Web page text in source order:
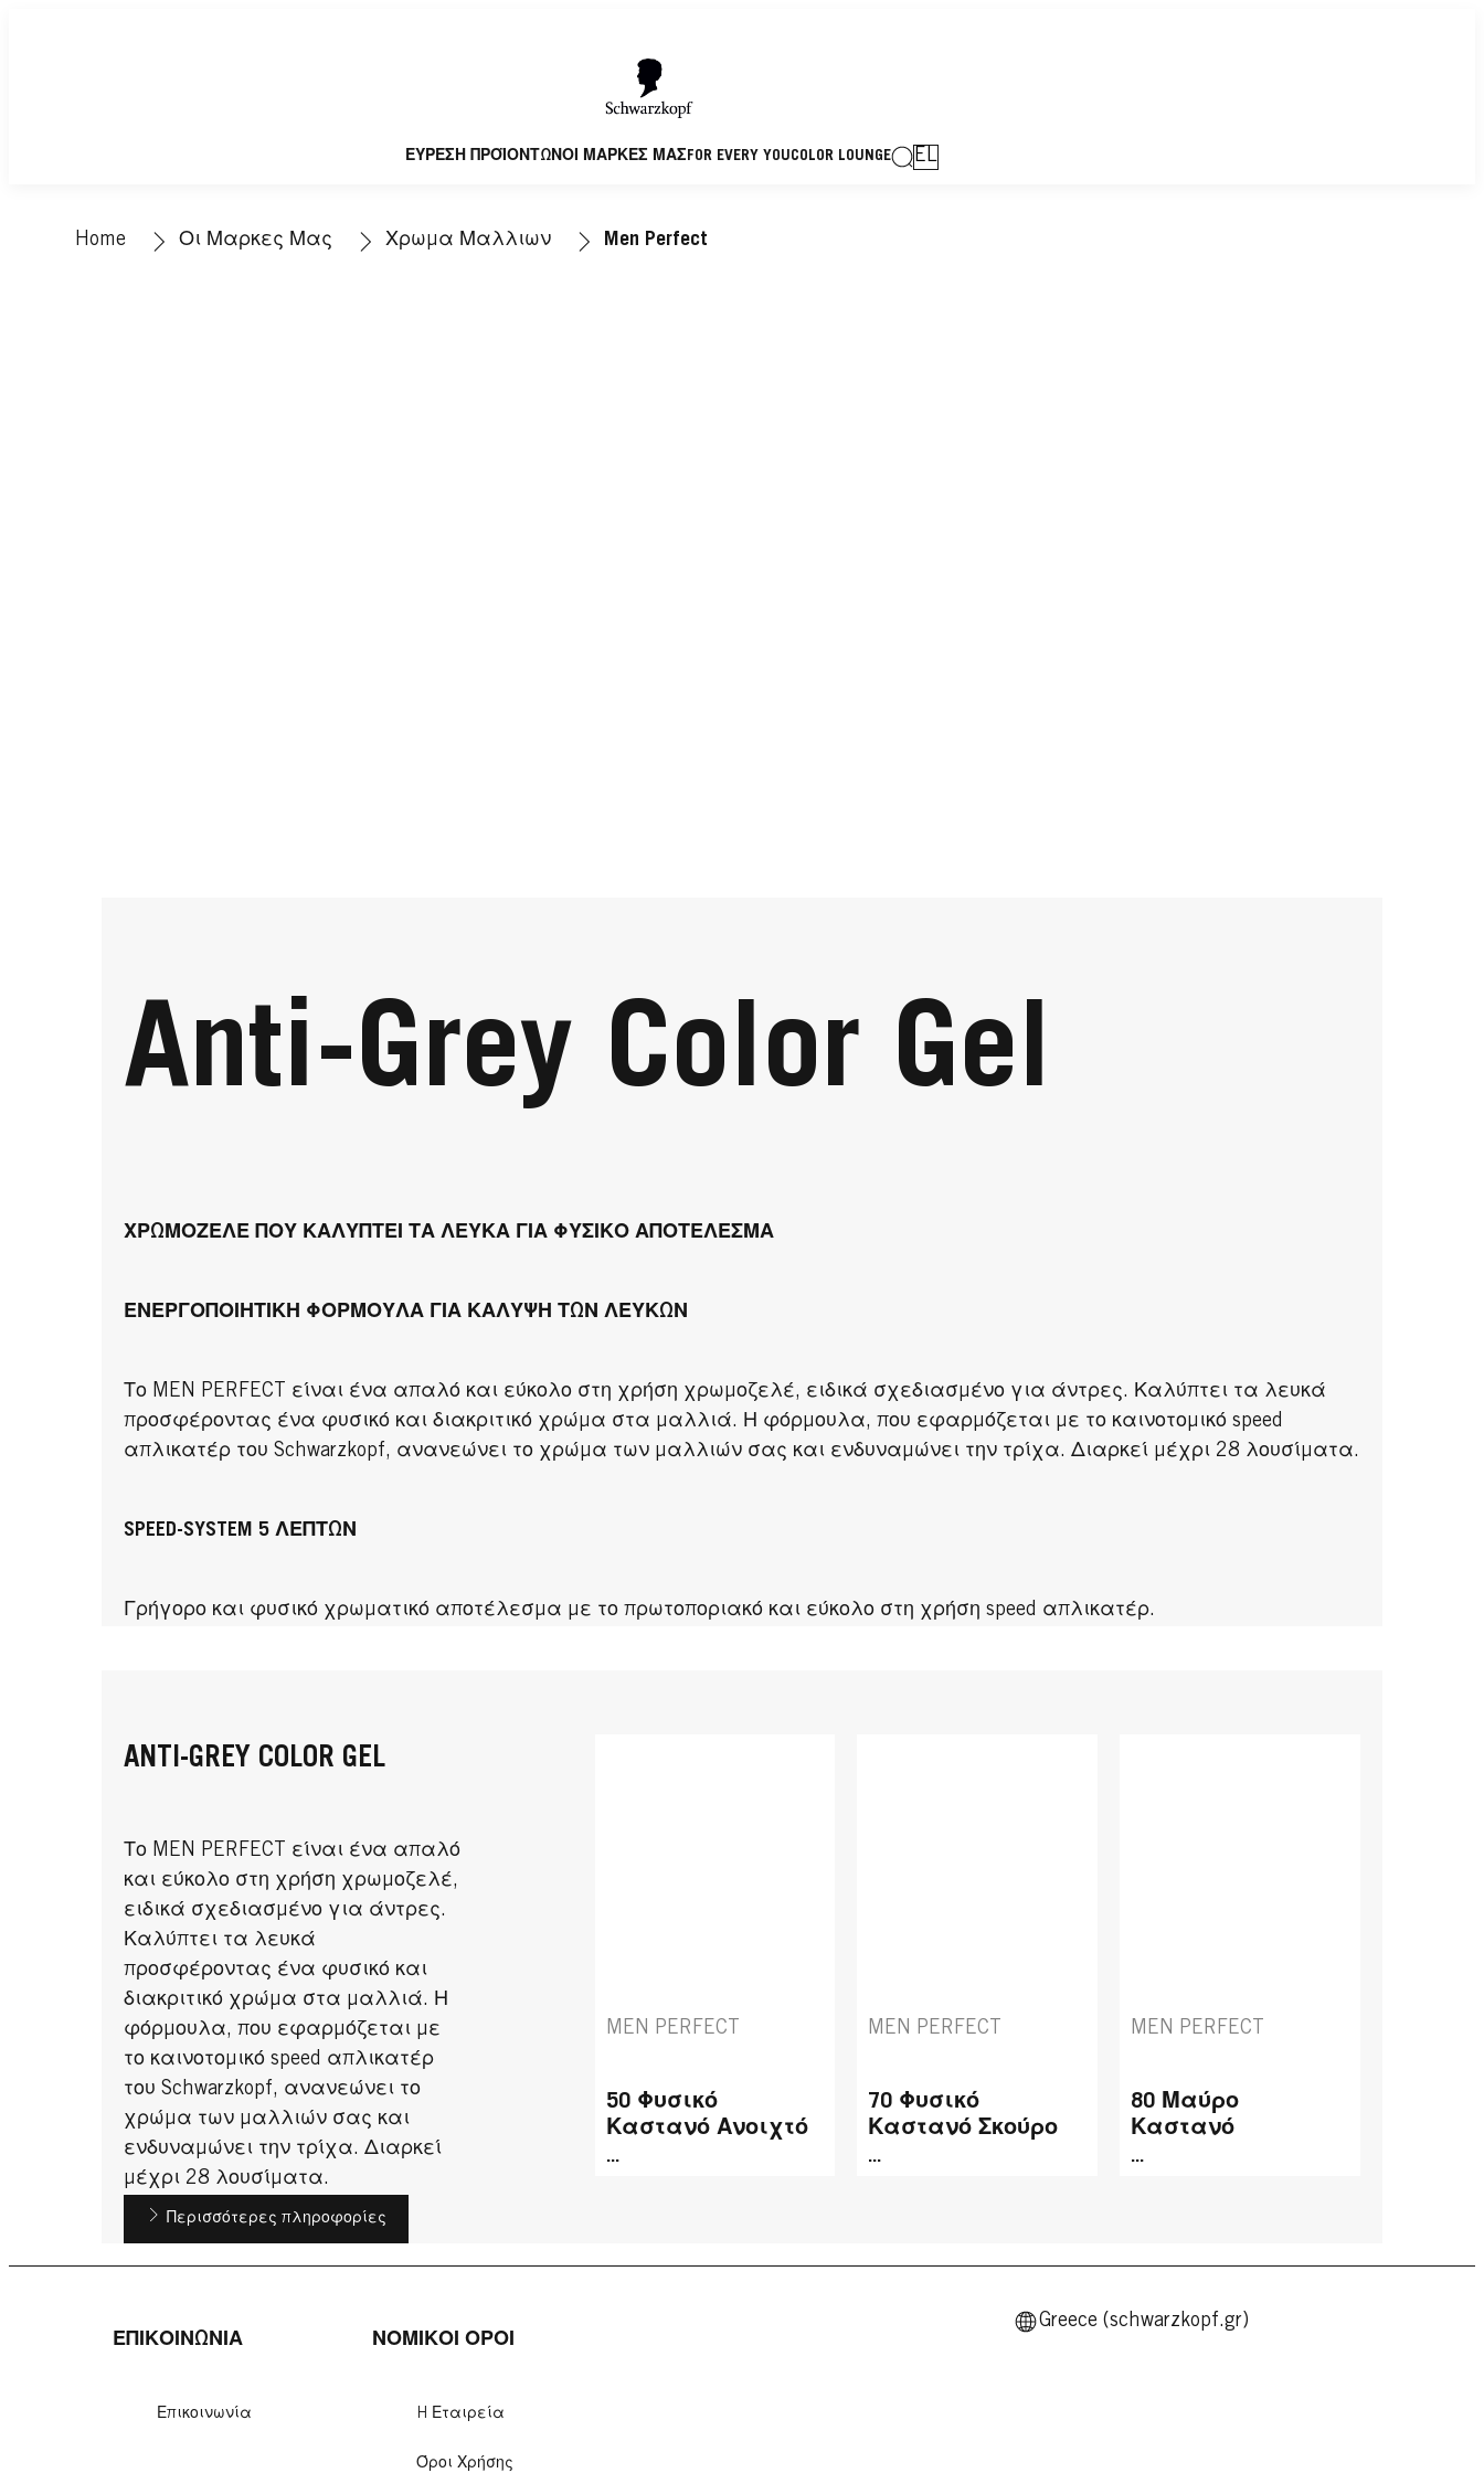
ΕΥΡΕΣΗ ΠΡΟΪΟΝΤΩΝΟΙ ΜΑΡΚΕΣ ΜΑΣFOR EVERY YOUCOLOR LOUNGE EL
Home Οι Μαρκες Μας Χρωμα Μαλλιων Men Perfect
Anti-Grey Color Gel
ΧΡΩΜΟΖΕΛΕ ΠΟΥ ΚΑΛΥΠΤΕΙ ΤΑ ΛΕΥΚΑ ΓΙΑ ΦΥΣΙΚΟ ΑΠΟΤΕΛΕΣΜΑ
ΕΝΕΡΓΟΠΟΙΗΤΙΚΗ ΦΟΡΜΟΥΛΑ ΓΙΑ ΚΑΛΥΨΗ ΤΩΝ ΛΕΥΚΩΝ
Το MEN PERFECT είναι ένα απαλό και εύκολο στη χρήση χρωμοζελέ, ειδικά σχεδιασμένο για άντρες. Καλύπτει τα λευκά
προσφέροντας ένα φυσικό και διακριτικό χρώμα στα μαλλιά. Η φόρμουλα, που εφαρμόζεται με το καινοτομικό speed
απλικατέρ του Schwarzkopf, ανανεώνει το χρώμα των μαλλιών σας και ενδυναμώνει την τρίχα. Διαρκεί μέχρι 28 λουσίματα.
SPEED-SYSTEM 5 ΛΕΠΤΩΝ
Γρήγορο και φυσικό χρωματικό αποτέλεσμα με το πρωτοποριακό και εύκολο στη χρήση speed απλικατέρ.
ANTI-GREY COLOR GEL
Το MEN PERFECT είναι ένα απαλό
και εύκολο στη χρήση χρωμοζελέ,
ειδικά σχεδιασμένο για άντρες.
Καλύπτει τα λευκά
προσφέροντας ένα φυσικό και
διακριτικό χρώμα στα μαλλιά. Η
φόρμουλα, που εφαρμόζεται με
το καινοτομικό speed απλικατέρ
του Schwarzkopf, ανανεώνει το
χρώμα των μαλλιών σας και
ενδυναμώνει την τρίχα. Διαρκεί
μέχρι 28 λουσίματα.
Περισσότερες πληροφορίες
MEN PERFECT
50 Φυσικό
Καστανό Ανοιχτό
...
MEN PERFECT
70 Φυσικό
Καστανό Σκούρο
...
MEN PERFECT
80 Μαύρο
Καστανό
...
ΕΠΙΚΟΙΝΩΝΙΑ
Επικοινωνία
ΝΟΜΙΚΟΙ ΟΡΟΙ
H Εταιρεία
Όροι Χρήσης
Greece (schwarzkopf.gr)